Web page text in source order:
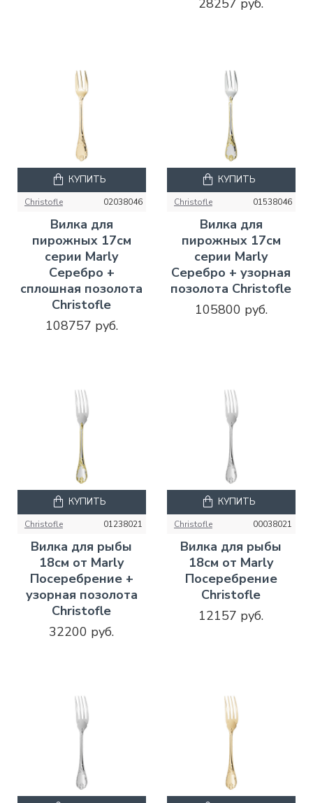
28257 руб.
Christofle 02038046
Вилка для
пирожных 17см
серии Marly
Серебро +
сплошная позолота
Christofle
108757 руб.
КУПИТЬ
Christofle 01538046
Вилка для
пирожных 17см
серии Marly
Серебро + узорная
позолота Christofle
105800 руб.
КУПИТЬ
Christofle 01238021
Вилка для рыбы
18см от Marly
Посеребрение +
узорная позолота
Christofle
32200 руб.
КУПИТЬ
Christofle 00038021
Вилка для рыбы
18см от Marly
Посеребрение
Christofle
12157 руб.
КУПИТЬ